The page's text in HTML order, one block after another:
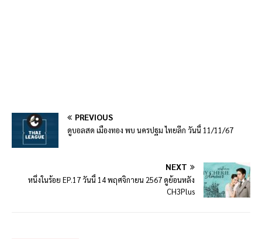
PREVIOUS
ดูบอลสด เมืองทอง พบ นครปฐม ไทยลีก วันนี้ 11/11/67
NEXT
หนึ่งในร้อย EP.17 วันนี้ 14 พฤศจิกายน 2567 ดูย้อนหลัง
CH3Plus